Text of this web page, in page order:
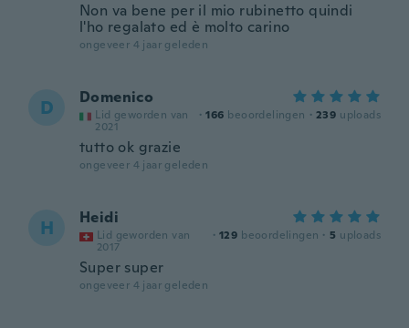
Non va bene per il mio rubinetto quindi
l'ho regalato ed è molto carino
ongeveer 4 jaar geleden
D Domenico
Lid geworden van
2021
· 166 beoordelingen · 239 uploads
tutto ok grazie
ongeveer 4 jaar geleden
H Heidi
Lid geworden van
2017
· 129 beoordelingen · 5 uploads
Super super
ongeveer 4 jaar geleden